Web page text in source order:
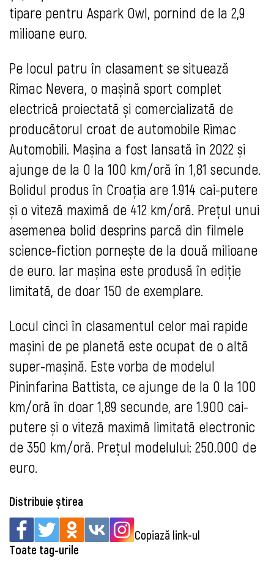
tipare pentru Aspark Owl, pornind de la 2,9
milioane euro.
Pe locul patru în clasament se situează
Rimac Nevera, o mașină sport complet
electrică proiectată și comercializată de
producătorul croat de automobile Rimac
Automobili. Mașina a fost lansată în 2022 și
ajunge de la 0 la 100 km/oră în 1,81 secunde.
Bolidul produs în Croația are 1.914 cai-putere
și o viteză maximă de 412 km/oră. Prețul unui
asemenea bolid desprins parcă din filmele
science-fiction pornește de la două milioane
de euro. Iar mașina este produsă în ediție
limitată, de doar 150 de exemplare.
Locul cinci în clasamentul celor mai rapide
mașini de pe planetă este ocupat de o altă
super-mașină. Este vorba de modelul
Pininfarina Battista, ce ajunge de la 0 la 100
km/oră în doar 1,89 secunde, are 1.900 cai-
putere și o viteză maximă limitată electronic
de 350 km/oră. Prețul modelului: 250.000 de
euro.
Distribuie știrea
Copiază link-ul
Toate tag-urile